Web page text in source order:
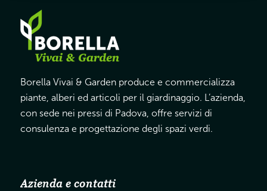
Borella Vivai & Garden produce e commercializza
piante, alberi ed articoli per il giardinaggio. L’azienda,
con sede nei pressi di Padova, offre servizi di
consulenza e progettazione degli spazi verdi.
Azienda e contatti